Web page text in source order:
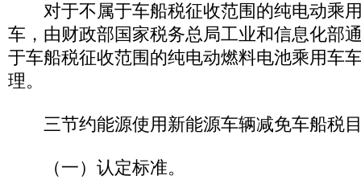
对于不属于车船税征收范围的纯电动乘
车，由财政部国家税务总局工业和信息化部
于车船税征收范围的纯电动燃料电池乘用车
理。
三节约能源使用新能源车辆减免车船税
（一）认定标准。